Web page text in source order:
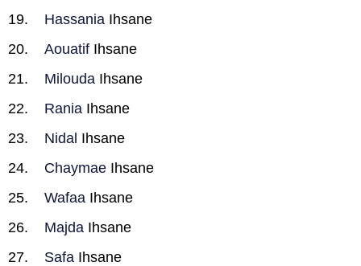
Hassania Ihsane
Aouatif Ihsane
Milouda Ihsane
Rania Ihsane
Nidal Ihsane
Chaymae Ihsane
Wafaa Ihsane
Majda Ihsane
Safa Ihsane